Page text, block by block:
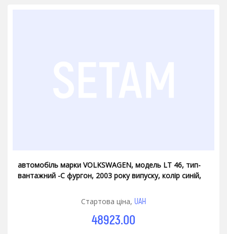
автомобіль марки VOLKSWAGEN, модель LT 46, тип-
вантажний -С фургон, 2003 року випуску, колір синій,
Стартова ціна, UAH
48923.00